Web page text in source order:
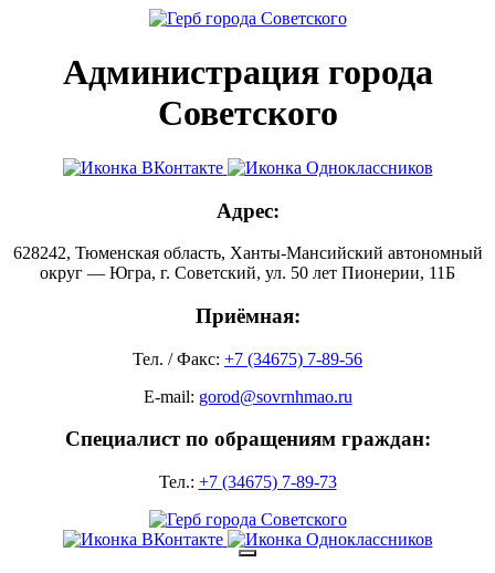
Администрация города
Советского
Адрес:
628242, Тюменская область, Ханты-Мансийский автономный
округ — Югра, г. Советский, ул. 50 лет Пионерии, 11Б
Приёмная:
Тел. / Факс: +7 (34675) 7-89-56
E-mail: gorod@sovrnhmao.ru
Специалист по обращениям граждан:
Тел.: +7 (34675) 7-89-73